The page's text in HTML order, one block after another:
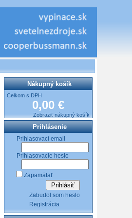
Nákupný košík
Celkom s DPH
0,00 €
Zobraziť nákupný košík
Prihlásenie
Prihlasovací email
Prihlasovacie heslo
Zapamätať
Zabudol som heslo
Registrácia